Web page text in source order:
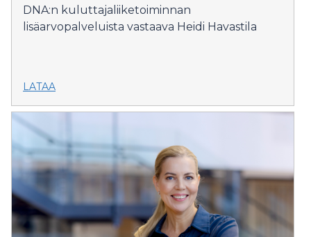
DNA:n kuluttajaliiketoiminnan
lisäarvopalveluista vastaava Heidi Havastila
LATAA